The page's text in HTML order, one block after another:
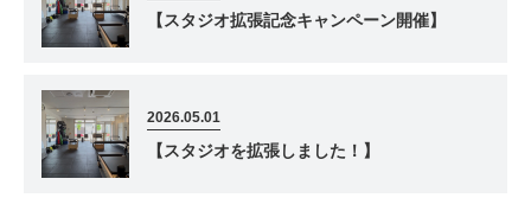
【スタジオ拡張記念キャンペーン開催】
2026.05.01
【スタジオを拡張しました！】